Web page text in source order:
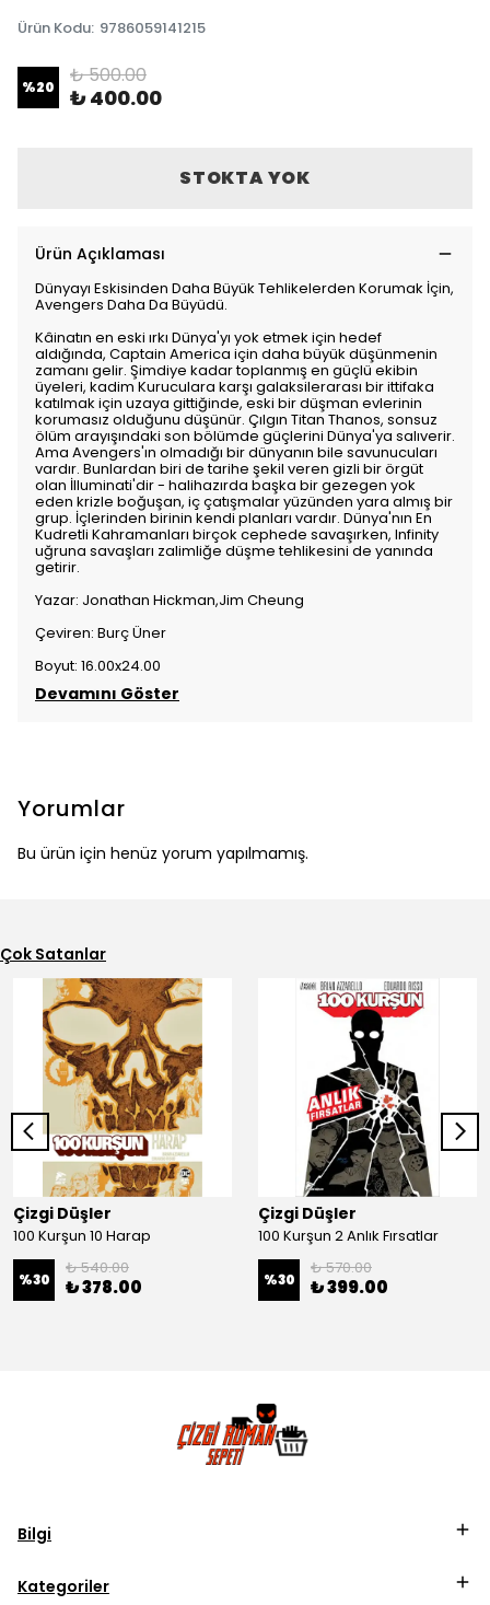
Ürün Kodu: 9786059141215
%20 ₺ 500.00
₺ 400.00
STOKTA YOK
Ürün Açıklaması
Dünyayı Eskisinden Daha Büyük Tehlikelerden Korumak İçin,
Avengers Daha Da Büyüdü.
Kâinatın en eski ırkı Dünya'yı yok etmek için hedef
aldığında, Captain America için daha büyük düşünmenin
zamanı gelir. Şimdiye kadar toplanmış en güçlü ekibin
üyeleri, kadim Kuruculara karşı galaksilerarası bir ittifaka
katılmak için uzaya gittiğinde, eski bir düşman evlerinin
korumasız olduğunu düşünür. Çılgın Titan Thanos, sonsuz
ölüm arayışındaki son bölümde güçlerini Dünya'ya salıverir.
Ama Avengers'ın olmadığı bir dünyanın bile savunucuları
vardır. Bunlardan biri de tarihe şekil veren gizli bir örgüt
olan İlluminati'dir - halihazırda başka bir gezegen yok
eden krizle boğuşan, iç çatışmalar yüzünden yara almış bir
grup. İçlerinden birinin kendi planları vardır. Dünya'nın En
Kudretli Kahramanları birçok cephede savaşırken, Infinity
uğruna savaşları zalimliğe düşme tehlikesini de yanında
getirir.
Yazar: Jonathan Hickman,Jim Cheung
Çeviren: Burç Üner
Boyut: 16.00x24.00
Devamını Göster
Yorumlar
Bu ürün için henüz yorum yapılmamış.
Çok Satanlar
Çizgi Düşler
100 Kurşun 10 Harap
%30
₺ 540.00
₺ 378.00
Çizgi Düşler
100 Kurşun 2 Anlık Fırsatlar
%30
₺ 570.00
₺ 399.00
Bilgi
Kategoriler